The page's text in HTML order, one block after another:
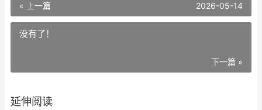
« 上一篇 2026-05-14
没有了！
下一篇 »
延伸阅读